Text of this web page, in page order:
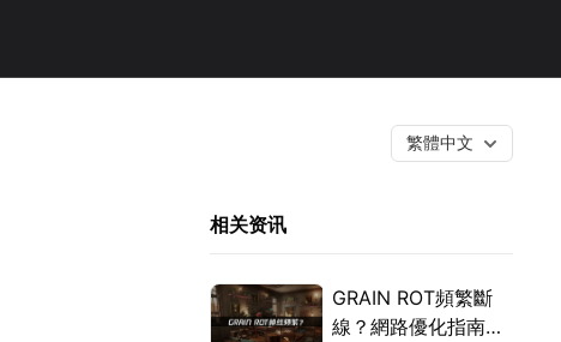
繁體中文
相关资讯
GRAIN ROT頻繁斷
線？網路優化指南一